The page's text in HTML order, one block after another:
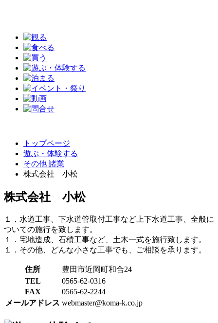
トップページ
遊ぶ・体験する
その他 諸業
株式会社 小松
株式会社 小松
１．水道工事、下水道管取付工事など上下水道工事、全般に
ついての施行を致します。
１．宅地造成、石積工事など、土木一式を施行致します。
１．その他、どんな小さな工事でも、ご相談を承ります。
住所
豊田市近岡町和合24
TEL
0565-62-0316
FAX
0565-62-2244
メールアドレス webmaster@koma-k.co.jp